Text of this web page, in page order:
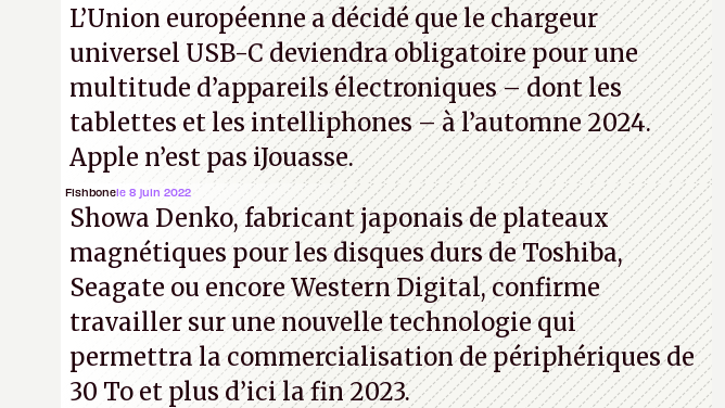
L’Union européenne a décidé que le chargeur
universel USB-C deviendra obligatoire pour une
multitude d’appareils électroniques – dont les
tablettes et les intelliphones – à l’automne 2024.
Apple n’est pas iJouasse.
Fishbonele 8 juin 2022
Showa Denko, fabricant japonais de plateaux
magnétiques pour les disques durs de Toshiba,
Seagate ou encore Western Digital, confirme
travailler sur une nouvelle technologie qui
permettra la commercialisation de périphériques de
30 To et plus d’ici la fin 2023.